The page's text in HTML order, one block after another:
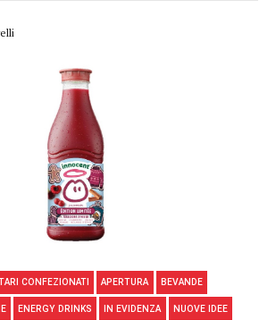
CONFEZIONATI APERTURA BEVANDE
ENERGY DRINKS IN EVIDENZA NUOVE IDEE